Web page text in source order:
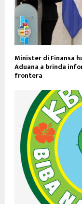
Minister di Finansa
Aduana a brinda
frontera